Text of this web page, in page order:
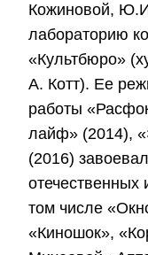
Кожиновой,
лабораторию
«Культбюро»
А. Котт). Ее
работы
лайф» (2014),
(2016)
том числе
«Киношок»,